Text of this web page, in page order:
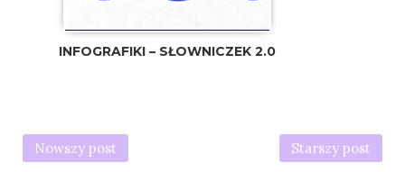
INFOGRAFIKI – SŁOWNICZEK 2.0
Nowszy post Starszy post